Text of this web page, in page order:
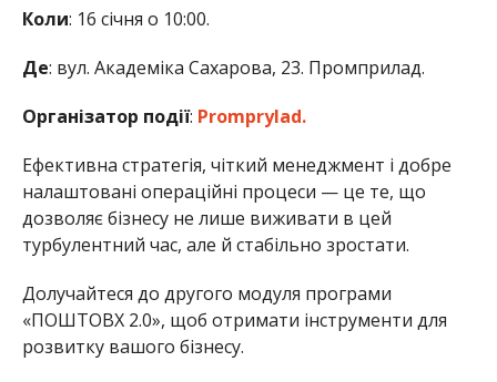
Коли: 16 січня о 10:00.
Де: вул. Академіка Сахарова, 23. Промприлад.
Організатор події: Promprylad.
Ефективна стратегія, чіткий менеджмент і добре
налаштовані операційні процеси — це те, що
дозволяє бізнесу не лише виживати в цей
турбулентний час, але й стабільно зростати.
Долучайтеся до другого модуля програми
«ПОШТОВХ 2.0», щоб отримати інструменти для
розвитку вашого бізнесу.